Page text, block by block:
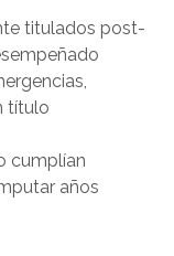
titulados post-
título
cumplían
años